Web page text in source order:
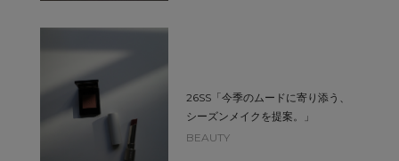
26SS「今季のムードに寄り添う、
シーズンメイクを提案。」
BEAUTY